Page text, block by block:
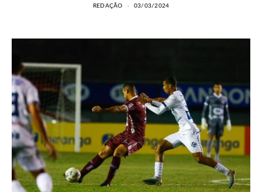
REDAÇÃO 03/03/2024